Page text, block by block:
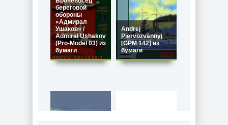
береговой
обороны
«Адмирал
Ушаков» /
Admiral Ushakov
(Pro-Model 03) из
бумаги
Andrej
Piervozvannyj
[GPM 142] из
бумаги